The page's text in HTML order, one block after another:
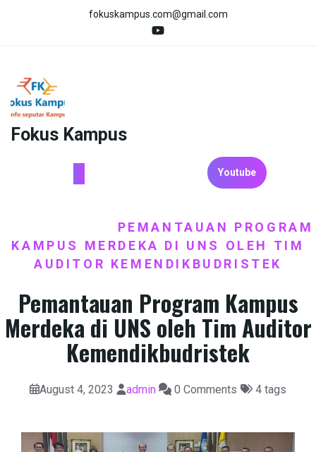
fokuskampus.com@gmail.com
Fokus Kampus
Youtube
PEMANTAUAN PROGRAM
KAMPUS MERDEKA DI UNS OLEH TIM
AUDITOR KEMENDIKBUDRISTEK
Pemantauan Program Kampus
Merdeka di UNS oleh Tim Auditor
Kemendikbudristek
August 4, 2023 admin 0 Comments 4 tags